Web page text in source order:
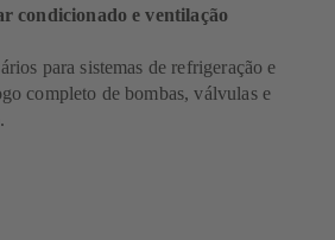
condicionado e ventilação
para sistemas de refrigeração e
completo de bombas, válvulas e